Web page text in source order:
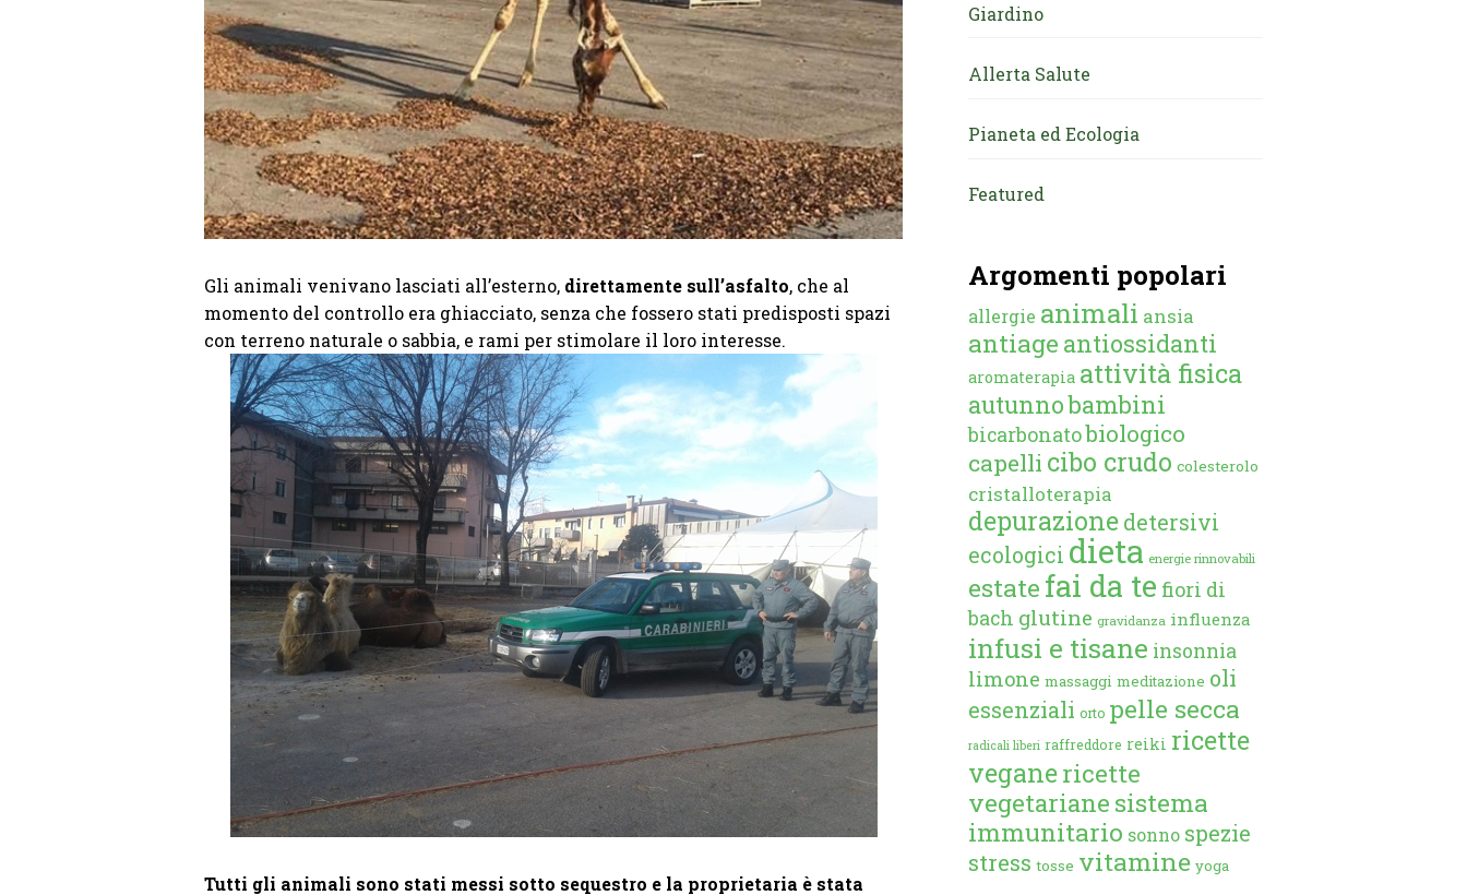
Gli animali venivano lasciati all’esterno, direttamente sull’asfalto, che al
momento del controllo era ghiacciato, senza che fossero stati predisposti spazi
con terreno naturale o sabbia, e rami per stimolare il loro interesse.
Tutti gli animali sono stati messi sotto sequestro e la proprietaria è stata
Giardino
Allerta Salute
Pianeta ed Ecologia
Featured
Argomenti popolari
allergie animali ansia
antiage antiossidanti
aromaterapia attività fisica
autunnobambini
bicarbonatobiologico
capelli cibo crudo colesterolo
cristalloterapia
depurazione detersivi
ecologici dieta energie rinnovabili
estate fai da te fiori di
bach glutine gravidanza influenza
infusi e tisane insonnia
limone massaggi meditazione oli
essenziali orto pelle secca
radicali liberi raffreddore reiki ricette
veganericette
vegetariane sistema
immunitario sonno spezie
stress tosse vitamine yoga